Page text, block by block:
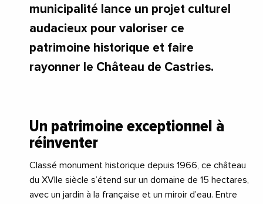
municipalité lance un projet culturel
audacieux pour valoriser ce
patrimoine historique et faire
rayonner le Château de Castries.
Un patrimoine exceptionnel à
réinventer
Classé monument historique depuis 1966, ce château
du XVIIe siècle s’étend sur un domaine de 15 hectares,
avec un jardin à la française et un miroir d’eau. Entre